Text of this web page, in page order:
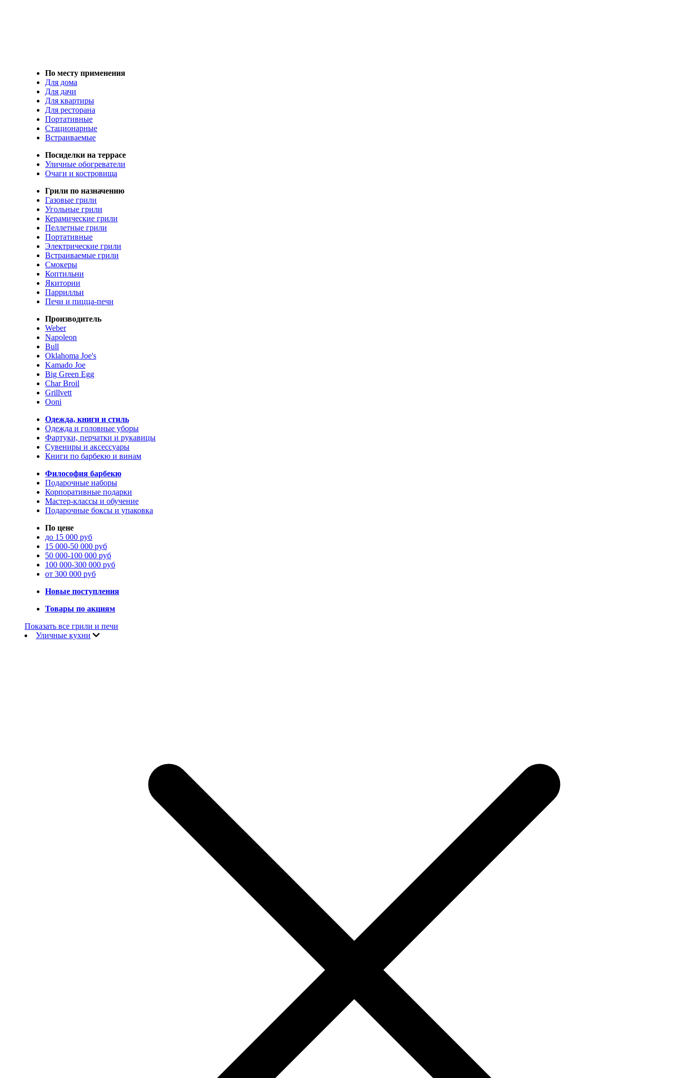
По месту применения
Для дома
Для дачи
Для квартиры
Для ресторана
Портативные
Стационарные
Встраиваемые
Посиделки на террасе
Уличные обогреватели
Очаги и костровища
Грили по назначению
Газовые грили
Угольные грили
Керамические грили
Пеллетные грили
Портативные
Электрические грили
Встраиваемые грили
Смокеры
Коптильни
Якитории
Паррилльи
Печи и пицца-печи
Производитель
Weber
Napoleon
Bull
Oklahoma Joe's
Kamado Joe
Big Green Egg
Char Broil
Grillvett
Ooni
Одежда, книги и стиль
Одежда и головные уборы
Фартуки, перчатки и рукавицы
Сувениры и аксессуары
Книги по барбекю и винам
Философия барбекю
Подарочные наборы
Корпоративные подарки
Мастер-классы и обучение
Подарочные боксы и упаковка
По цене
до 15 000 руб
15 000-50 000 руб
50 000-100 000 руб
100 000-300 000 руб
от 300 000 руб
Новые поступления
Товары по акциям
Показать все грили и печи
Уличные кухни